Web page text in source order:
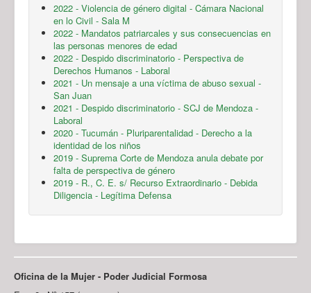
2022 - Violencia de género digital - Cámara Nacional
en lo Civil - Sala M
2022 - Mandatos patriarcales y sus consecuencias en
las personas menores de edad
2022 - Despido discriminatorio - Perspectiva de
Derechos Humanos - Laboral
2021 - Un mensaje a una víctima de abuso sexual -
San Juan
2021 - Despido discriminatorio - SCJ de Mendoza -
Laboral
2020 - Tucumán - Pluriparentalidad - Derecho a la
identidad de los niños
2019 - Suprema Corte de Mendoza anula debate por
falta de perspectiva de género
2019 - R., C. E. s/ Recurso Extraordinario - Debida
Diligencia - Legítima Defensa
Oficina de la Mujer - Poder Judicial Formosa